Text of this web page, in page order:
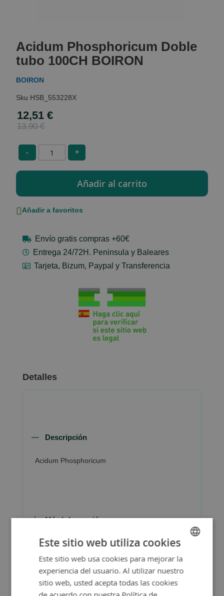
the
beginning
of
the
gallery
Acidum Phosphoricum Doble
tubo 100CH BOIRON
BOIRON
HSB_553228X
Special
Price
12,51 €
13,90 €
- +
Añadir a favoritos
Envío gratis compras +60€
Entrega 24/72H. Peninsula y Baleares
Tarjeta, Bizum, Paypal y Transferencia
Detalles
Descripción
Acidum Phosphoricum
Más Información
SPANISH
ENGLISH
Este sitio web utiliza cookies
Este sitio web usa cookies para mejorar la
experiencia del usuario. Al utilizar nuestro
sitio web, usted acepta todas las cookies